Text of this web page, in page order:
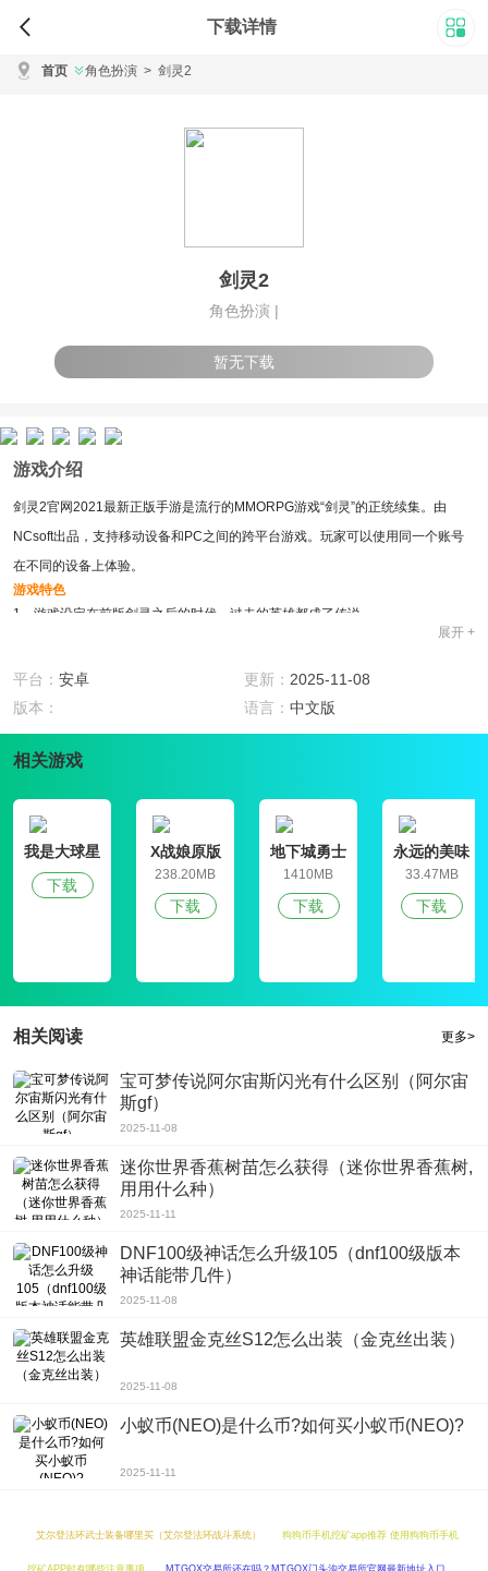
下载详情
首页 角色扮演 > 剑灵2
剑灵2
角色扮演 |
暂无下载
游戏介绍
剑灵2官网2021最新正版手游是流行的MMORPG游戏“剑灵”的正统续集。由
NCsoft出品，支持移动设备和PC之间的跨平台游戏。玩家可以使用同一个账号
在不同的设备上体验。
游戏特色
1、游戏设定在前版剑灵之后的时代，过去的英雄都成了传说。
3、剑灵2官网2021最新正版手游它有更好的战斗动作和操作自由，怪物的性能
也有所进化。
1、怪物会根据玩家的动作表现出各种变化，增强了战斗紧张感，玩家也可以根
2、 剑灵2官网2021最新正版手游的流派将与以往不同，玩家可以更自由地交
展开 +
平台： 安卓 更新： 2025-11-08
版本：
语言： 中文版
相关游戏
我是大球星
下载
X战娘原版
238.20MB
下载
地下城勇士
官网版
1410MB
下载
永远的美味
星球4破解版
33.47MB
下载
相关阅读 更多>
宝可梦传说阿尔宙斯闪光有什么区别（阿尔宙
斯gf）
2025-11-08
迷你世界香蕉树苗怎么获得（迷你世界香蕉树,
用用什么种）
2025-11-11
DNF100级神话怎么升级105（dnf100级版本
神话能带几件）
2025-11-08
英雄联盟金克丝S12怎么出装（金克丝出装）
2025-11-08
小蚁币(NEO)是什么币?如何买小蚁币(NEO)?
2025-11-11
艾尔登法环武士装备哪里买（艾尔登法环战斗系统） 狗狗币手机挖矿app推荐 使用狗狗币手机
挖矿APP时有哪些注意事项 MTGOX交易所还在吗？MTGOX门头沟交易所官网最新地址入口